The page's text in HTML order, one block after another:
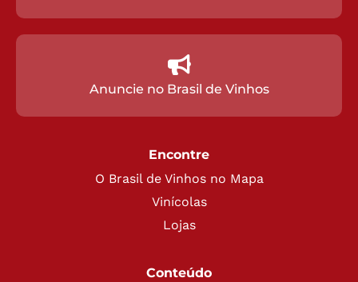
Anuncie no Brasil de Vinhos
Encontre
O Brasil de Vinhos no Mapa
Vinícolas
Lojas
Conteúdo